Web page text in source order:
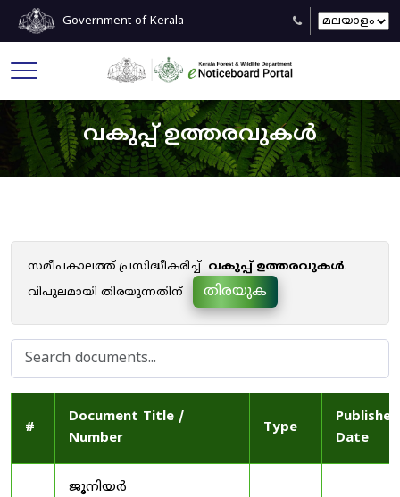
Government of Kerala
വകുപ്പ് ഉത്തരവുകൾ
സമീപകാലത്ത് പ്രസിദ്ധീകരിച്ച് വകുപ്പ് ഉത്തരവുകൾ.
വിപുലമായി തിരയുന്നതിന്
തിരയുക
#
Document Title /
Number
Type
Published
Date
ജൂനിയർ